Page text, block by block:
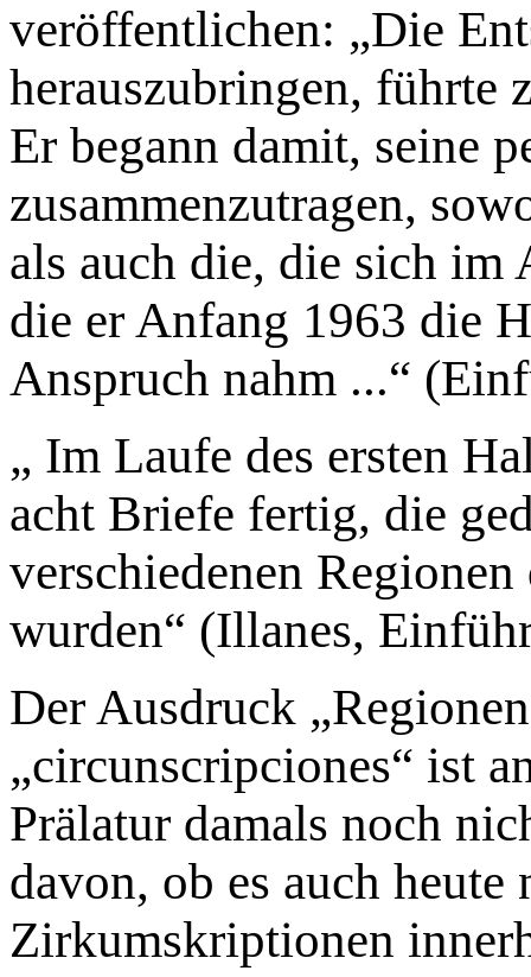
veröffentlichen: „Die
herauszubringen, führte
Er begann damit, seine
zusammenzutragen,
als auch die, die sich
die er Anfang 1963 die
Anspruch nahm ...“
„ Im Laufe des ersten
acht Briefe fertig, die
verschiedenen
wurden“ (Illanes,
Der Ausdruck
„circunscripciones“ ist
Prälatur damals noch
davon, ob es auch heute
Zirkumskriptionen